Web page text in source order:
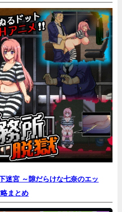
迷宮 ～隙だらけな七奈のエッ
まとめ